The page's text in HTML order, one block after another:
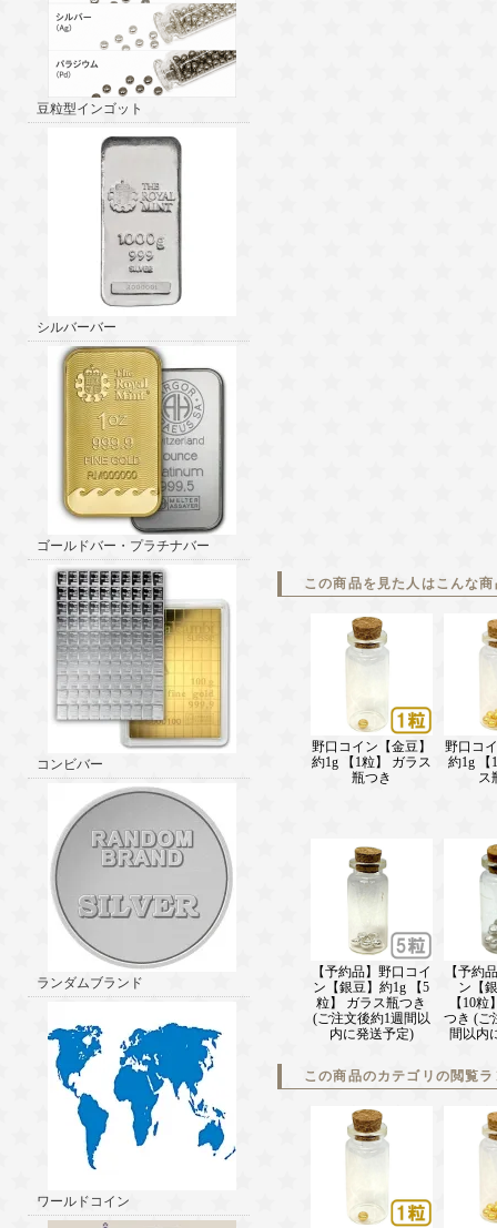
豆粒型インゴット
シルバーバー
ゴールドバー・プラチナバー
コンビバー
ランダムブランド
ワールドコイン
この商品を見た人はこんな
野口コイン【金豆】
約1g 【1粒】 ガラス
瓶つき
野口コ
約1g 【
ス
【予約品】野口コイ
ン【銀豆】約1g 【5
粒】 ガラス瓶つき
(ご注文後約1週間以
内に発送予定)
【予約
ン【
【10
つき (ご
間以内
この商品のカテゴリの閲覧